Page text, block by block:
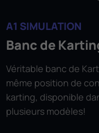
A1 SIMULATION
Banc de
Véritable banc de
même position de
karting, disponible
plusieurs modèles!